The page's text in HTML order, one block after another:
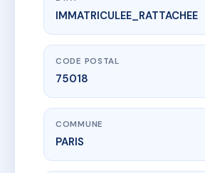
www.vme.plus/AC3459591
16 RUE DE STEINKERQUE
16 Rue de Steinkerque
IMMATRICULEE_RATTACHEE
CODE POSTAL
75018
COMMUNE
PARIS